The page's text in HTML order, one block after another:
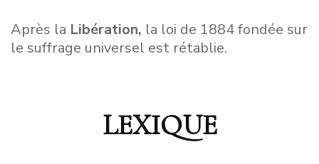
Après la Libération, la loi de 1884 fondée sur
le suffrage universel est rétablie.
LEXIQUE